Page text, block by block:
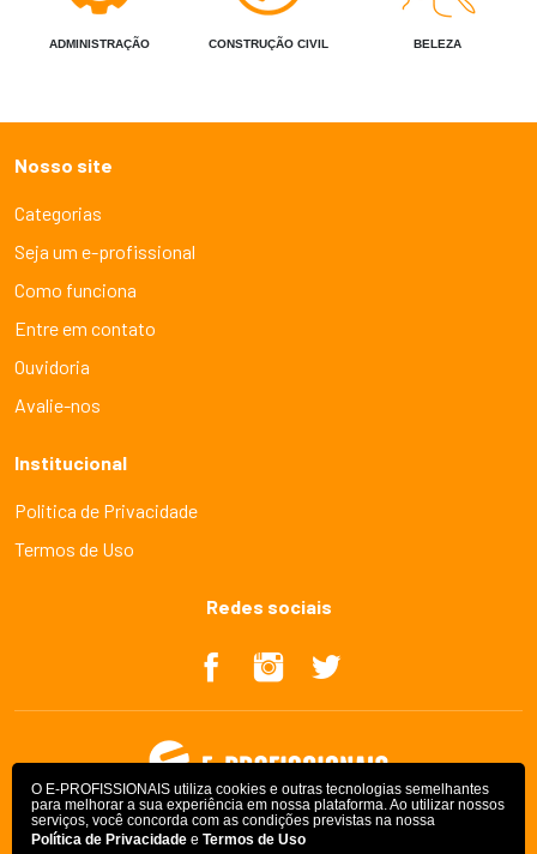
O E-PROFISSIONAIS utiliza cookies e outras tecnologias semelhantes
para melhorar a sua experiência em nossa plataforma. Ao utilizar nossos
serviços, você concorda com as condições previstas na nossa
Política de Privacidade e Termos de Uso
ADMINISTRAÇÃO CONSTRUÇÃO CIVIL BELEZA
Nosso site
Categorias
Seja um e-profissional
Como funciona
Entre em contato
Ouvidoria
Avalie-nos
Institucional
Politica de Privacidade
Termos de Uso
Redes sociais